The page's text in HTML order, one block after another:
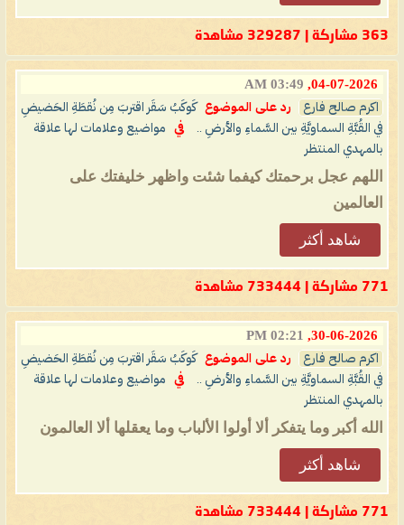
363 مشاركة | 329287 مشاهدة
04-07-2026,
03:49 AM
اكرم صالح فارع رد على الموضوع
كَوكَبُ سَقَر اقتربَ مِن نُقطَةِ الحَضيضِ
في القُبَّةِ السماويَّةِ بين السَّماءِ والأرضِ ..
في
مواضيع وعلامات لها علاقة
بالمهدي المنتظر
اللهم عجل برحمتك كيفما شئت واظهر خليفتك على
العالمين
شاهد أكثر
771 مشاركة | 733444 مشاهدة
30-06-2026,
02:21 PM
اكرم صالح فارع رد على الموضوع
كَوكَبُ سَقَر اقتربَ مِن نُقطَةِ الحَضيضِ
في القُبَّةِ السماويَّةِ بين السَّماءِ والأرضِ ..
في
مواضيع وعلامات لها علاقة
بالمهدي المنتظر
الله أكبر وما يتفكر ألا أولوا الألباب وما يعقلها ألا العالمون
شاهد أكثر
771 مشاركة | 733444 مشاهدة